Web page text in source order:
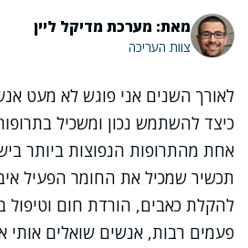
מאת: מערכת מדיקל ליין
צוות העריכה
לאורך השנים אני פוגש לא מעט
כיצד להשתמש נכון ומשכיל
אחת מהתרופות הנפוצות ביותר
תכשיר שמכיל את החומר הפעיל
להקלת כאבים, הורדת חום וטיפול
פעמים רבות, אנשים שואלים אותי